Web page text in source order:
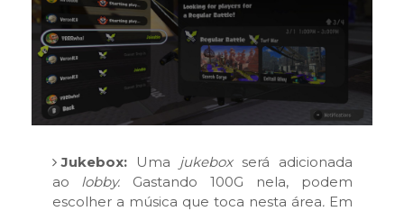
Jukebox:Uma jukeboxserá adicionada
ao lobby. Gastando 100G nela, podem
escolher a música que toca nesta área.Em